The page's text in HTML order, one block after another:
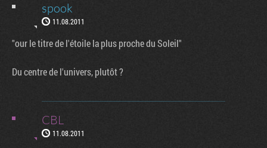
spook
11.08.2011
"our le titre de l'étoile la plus proche du Soleil"
Du centre de l'univers, plutôt ?
CBL
11.08.2011